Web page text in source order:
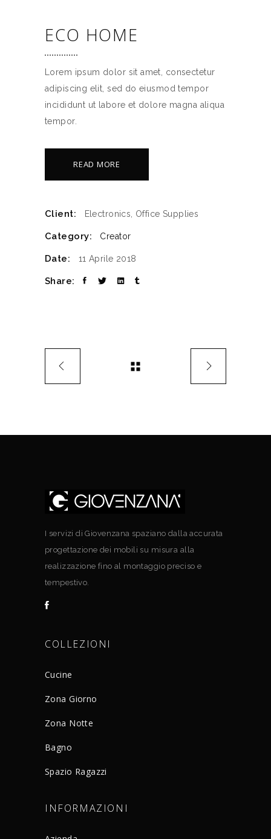
ECO HOME
Lorem ipsum dolor sit amet, consectetur
adipiscing elit, sed do eiusmod tempor
incididunt ut labore et dolore magna aliqua
tempor.
READ MORE
Client: Electronics, Office Supplies
Category: Creator
Date: 11 Aprile 2018
Share:
I servizi di Giovenzana spaziano dalla accurata
progettazione dei mobili su misura alla
realizzazione fino al montaggio preciso e
tempestivo.
COLLEZIONI
Cucine
Zona Giorno
Zona Notte
Bagno
Spazio Ragazzi
INFORMAZIONI